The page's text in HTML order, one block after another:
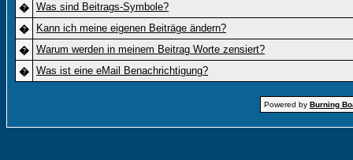
� Was sind Beitrags-Symbole?
�
Kann ich meine eigenen Beiträge ändern?
� Warum werden in meinem Beitrag Worte zensiert?
� Was ist eine eMail Benachrichtigung?
Powered by Burning